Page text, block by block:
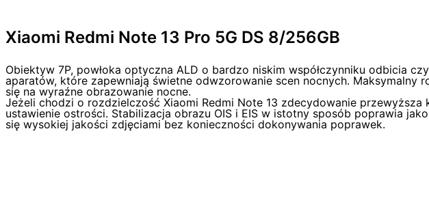
Xiaomi Redmi Note 13 Pro 5G DS 8/256GB
Obiektyw 7P, powłoka optyczna ALD o bardzo niskim współczynniku odbicia
aparatów, które zapewniają świetne odwzorowanie scen nocnych. Maksymalny
się na wyraźne obrazowanie nocne.
Jeżeli chodzi o rozdzielczość Xiaomi Redmi Note 13 zdecydowanie
ustawienie ostrości. Stabilizacja obrazu OIS i EIS w istotny sposób poprawia
się wysokiej jakości zdjęciami bez konieczności dokonywania poprawek.